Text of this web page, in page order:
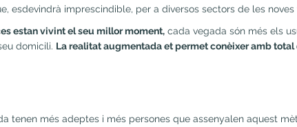
esdevindrà imprescindible, per a diversos sectors de les noves
estan vivint el seu millor moment, cada vegada són més els
domicili. La realitat augmentada et permet conèixer amb
tenen més adeptes i més persones que assenyalen aquest